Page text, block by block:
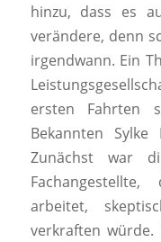
hinzu, dass es
verändere, denn
irgendwann. Ein
ersten Fahrten
Bekannten
Zunächst war
arbeitet,
verkraften